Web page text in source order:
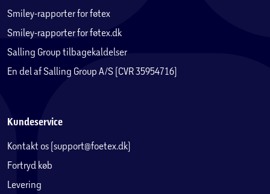
Smiley-rapporter for føtex
Smiley-rapporter for føtex.dk
Salling Group tilbagekaldelser
En del af Salling Group A/S (CVR 35954716)
Kundeservice
Kontakt os (support@foetex.dk)
Fortryd køb
Levering